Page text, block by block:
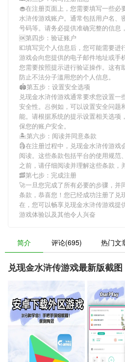
🧁在注册页面上，您需要填写一些必
水浒传游戏账户。通常包括用户名、
号码等。请务必提供准确完整的信息
🆗第四步：验证账户
💶填写完个人信息后，您可能需要进
游戏会向您提供的电子邮件地址或手
您需要按照提示进行验证操作。这有
防止不法分子滥用您的个人信息。
🏟第五步：设置安全选项
兑现金水浒传游戏通常要求您设置一
安全性。🥟例如，可以设置安全问题
能。请根据系统的提示设置相关选项
保您的账户安全。
🏝第六步：阅读并同意条款
🗿在注册过程中， 兑现金水浒传游戏
阅读。这些条款包括平台的使用规范
之前，请仔细阅读并理解这些条款，
🥓第七步：完成注册
🚀一旦您完成了所有必要的步骤，并
条款，恭喜您！您已经成功注册了兑
在，您可以畅享兑现金水浒传游戏提
游戏体验以及其他令人兴奋
简介 评论(695) 热门文
兑现金水浒传游戏最新版截图